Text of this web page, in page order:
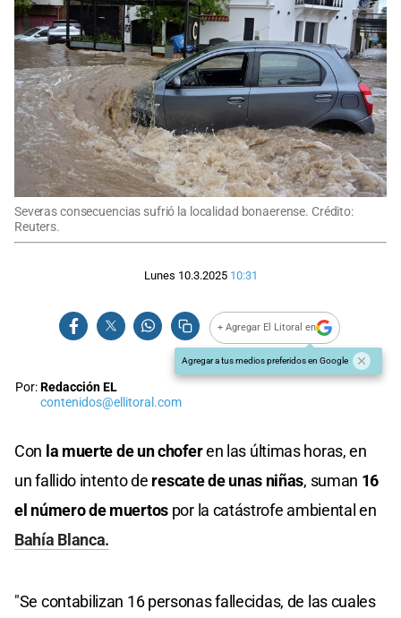
Severas consecuencias sufrió la localidad bonaerense. Crédito:
Reuters.
Lunes 10.3.2025 10:31
+ Agregar El Litoral en
Agregar a tus medios preferidos en Google
Por:Redacción EL
contenidos@ellitoral.com
Con la muerte de un choferen las últimas horas, en
un fallido intento de rescate de unas niñas, suman 16
el número de muertos por la catástrofe ambiental en
Bahía Blanca.
"Se contabilizan 16 personas fallecidas, de las cuales